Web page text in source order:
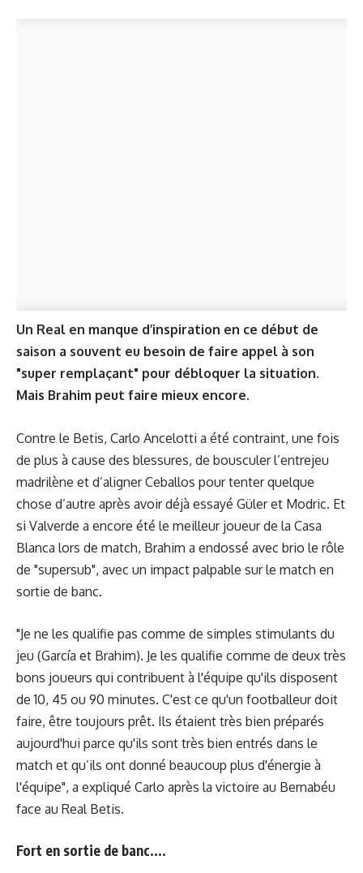
Un Real en manque d’inspiration en ce début de
saison a souvent eu besoin de faire appel à son
"super remplaçant" pour débloquer la situation.
Mais Brahim peut faire mieux encore.
Contre le Betis, Carlo Ancelotti a été contraint, une fois
de plus à cause des blessures, de bousculer l’entrejeu
madrilène et d’aligner Ceballos pour tenter quelque
chose d’autre après avoir déjà essayé Güler et Modric. Et
si Valverde a encore été le meilleur joueur de la Casa
Blanca lors de match, Brahim a endossé avec brio le rôle
de "supersub", avec un impact palpable sur le match en
sortie de banc.
"Je ne les qualifie pas comme de simples stimulants du
jeu (García et Brahim). Je les qualifie comme de deux très
bons joueurs qui contribuent à l'équipe qu'ils disposent
de 10, 45 ou 90 minutes. C'est ce qu'un footballeur doit
faire, être toujours prêt. Ils étaient très bien préparés
aujourd'hui parce qu'ils sont très bien entrés dans le
match et qu’ils ont donné beaucoup plus d'énergie à
l'équipe", a expliqué Carlo après la victoire au Bernabéu
face au Real Betis.
Fort en sortie de banc....